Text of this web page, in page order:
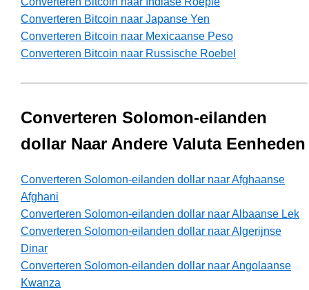
Converteren Bitcoin naar Japanse Yen
Converteren Bitcoin naar Mexicaanse Peso
Converteren Bitcoin naar Russische Roebel
Converteren Solomon-eilanden
dollar Naar Andere Valuta Eenheden
Converteren Solomon-eilanden dollar naar Afghaanse
Afghani
Converteren Solomon-eilanden dollar naar Albaanse Lek
Converteren Solomon-eilanden dollar naar Algerijnse
Dinar
Converteren Solomon-eilanden dollar naar Angolaanse
Kwanza